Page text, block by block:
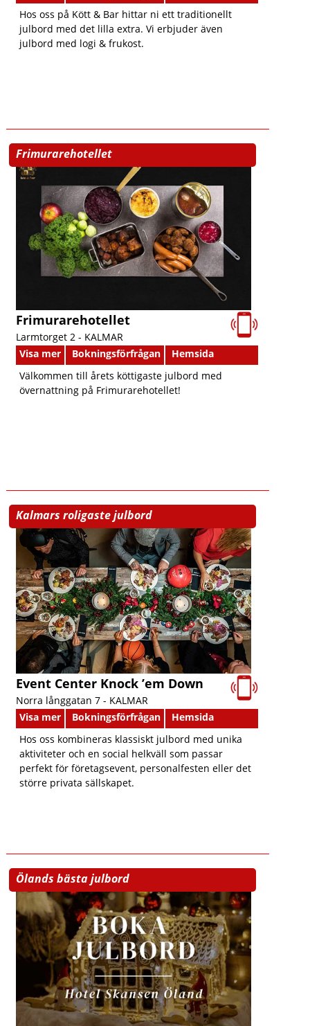
Hos oss på Kött & Bar hittar ni ett traditionellt
julbord med det lilla extra. Vi erbjuder även
julbord med logi & frukost.
Frimurarehotellet
Frimurarehotellet
Larmtorget 2 - KALMAR
Visa mer
Bokningsförfrågan
Hemsida
Välkommen till årets köttigaste julbord med
övernattning på Frimurarehotellet!
Kalmars roligaste julbord
Event Center Knock ’em Down
Norra långgatan 7 - KALMAR
Visa mer
Bokningsförfrågan
Hemsida
Hos oss kombineras klassiskt julbord med unika
aktiviteter och en social helkväll som passar
perfekt för företagsevent, personalfesten eller det
större privata sällskapet.
Ölands bästa julbord